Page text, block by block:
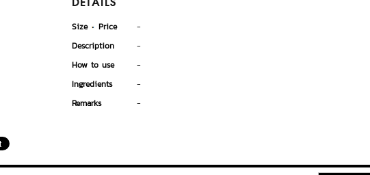
DETAILS
Size Price
-
Description
-
How to use
-
Ingredients
-
Remarks
-